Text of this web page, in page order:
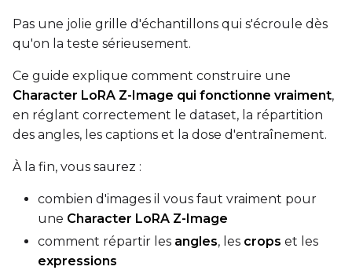
SAVE
BF16
Save Every
TRAINING
Pas une jolie grille d'échantillons qui s'écroule dès
qu'on la teste sérieusement.
Ce guide explique comment construire une
Character LoRA Z-Image qui fonctionne vraiment,
en réglant correctement le dataset, la répartition
des angles, les captions et la dose d'entraînement.
À la fin, vous saurez :
combien d'images il vous faut vraiment pour
une Character LoRA Z-Image
comment répartir les angles, les crops et les
expressions